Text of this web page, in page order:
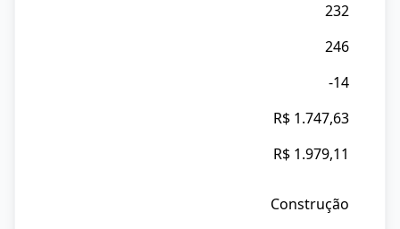
232
246
-14
R$ 1.747,63
R$ 1.979,11
Construção